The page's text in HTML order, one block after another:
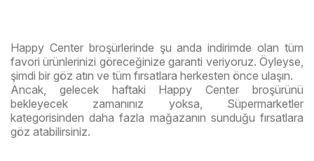
Happy Center broşürlerinde şu anda indirimde olan tüm
favori ürünlerinizi göreceğinize garanti veriyoruz. Öyleyse,
şimdi bir göz atın ve tüm fırsatlara herkesten önce ulaşın.
Ancak, gelecek haftaki Happy Center broşürünü
bekleyecek zamanınız yoksa, Süpermarketler
kategorisinden daha fazla mağazanın sunduğu fırsatlara
göz atabilirsiniz.